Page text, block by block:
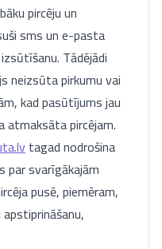
pircēju un
sms un e-pasta
Tādējādi
neizsūta pirkumu vai
kad pasūtījums jau
pircējam.
tagad nodrošina
par svarīgākajām
pusē, piemēram,